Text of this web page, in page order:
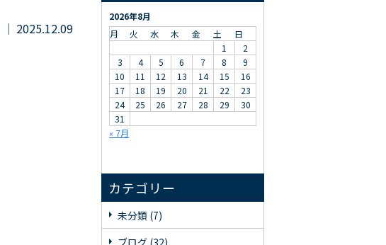
2025.12.09
2026年8月
月
火 水 木 金 土
日
1
2
3
4 5 6 7 8
9
10
11 12 13 14 15
16
17
18 19 20 21 22
23
24
25 26 27 28 29
30
31
« 7月
カテゴリー
未分類 (7)
ブログ (32)